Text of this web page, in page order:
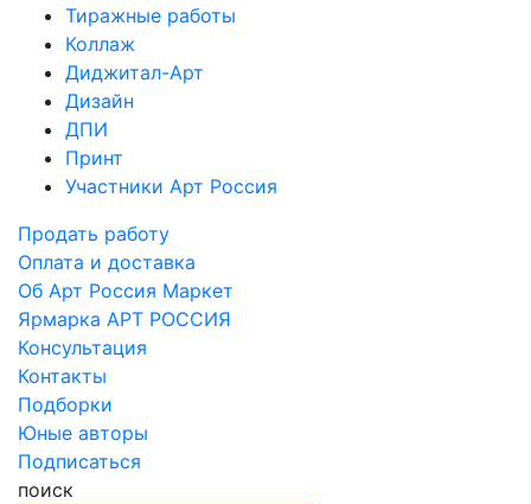
Тиражные работы
Коллаж
Диджитал-Арт
Дизайн
ДПИ
Принт
Участники Арт Россия
Продать работу
Оплата и доставка
Об Арт Россия Маркет
Ярмарка АРТ РОССИЯ
Консультация
Контакты
Подборки
Юные авторы
Подписаться
поиск